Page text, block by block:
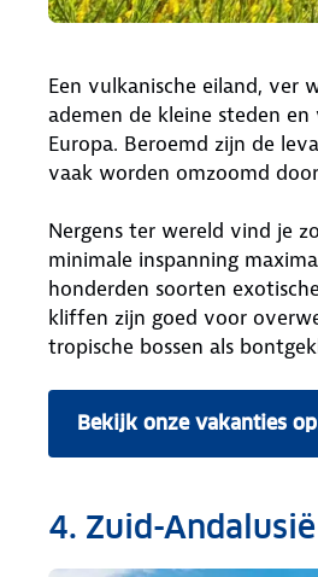
Een vulkanische eiland, ver
ademen de kleine steden
Europa. Beroemd zijn de
vaak worden omzoomd
Nergens ter wereld vind je
minimale inspanning
honderden soorten
kliffen zijn goed voor
tropische bossen als
Bekijk onze vakanties
4. Zuid-